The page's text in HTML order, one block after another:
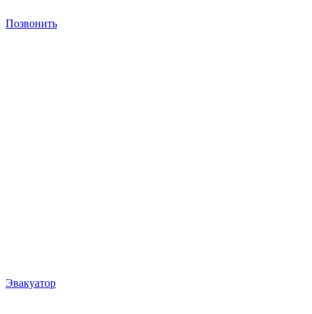
Позвонить
Эвакуатор